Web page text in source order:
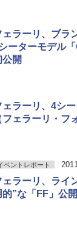
ェラーリ、ブラ
ーターモデル
公開
ェラーリ、4シ
フェラーリ・フ
ベントレポート
ェラーリ、ライ
的”な「FF」公開